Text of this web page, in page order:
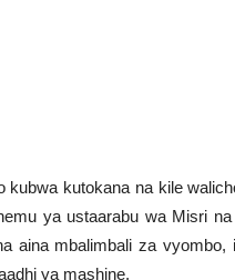
kutokana na kile
ya ustaarabu wa Misri
aina mbalimbali za
ya mashine.